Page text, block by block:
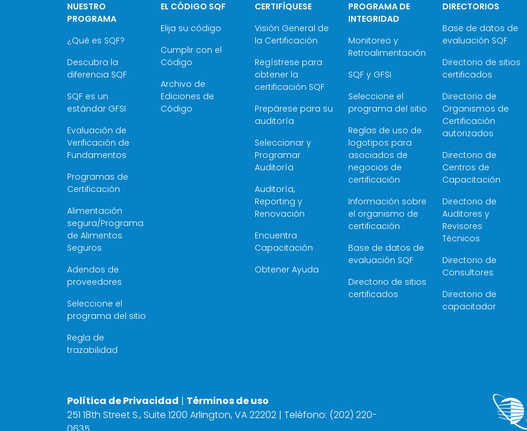
NUESTRO
PROGRAMA
¿Qué es SQF?
Descubra la
diferencia SQF
SQF es un
estándar GFSI
Evaluación de
Verificación de
Fundamentos
Programas de
Certificación
Alimentación
segura/Programa
de Alimentos
Seguros
Adendos de
proveedores
Seleccione el
programa del sitio
Regla de
trazabilidad
EL CÓDIGO SQF
Elija su código
Cumplir con el
Código
Archivo de
Ediciones de
Código
CERTIFÍQUESE
Visión General de
la Certificación
Regístrese para
obtener la
certificación SQF
Prepárese para su
auditoría
Seleccionar y
Programar
Auditoría
Auditoría,
Reporting y
Renovación
Encuentra
Capacitación
Obtener Ayuda
PROGRAMA DE
INTEGRIDAD
Monitoreo y
Retroalimentación
SQF y GFSI
Seleccione el
programa del sitio
Reglas de uso de
logotipos para
asociados de
negocios de
certificación
Información sobre
el organismo de
certificación
Base de datos de
evaluación SQF
Directorio de sitios
certificados
DIRECTORIOS
Base de datos de
evaluación SQF
Directorio de sitios
certificados
Directorio de
Organismos de
Certificación
autorizados
Directorio de
Centros de
Capacitación
Directorio de
Auditores y
Revisores
Técnicos
Directorio de
Consultores
Directorio de
capacitador
Política de Privacidad | Términos de uso
251 18th Street S., Suite 1200 Arlington, VA 22202 | Teléfono: (202) 220-